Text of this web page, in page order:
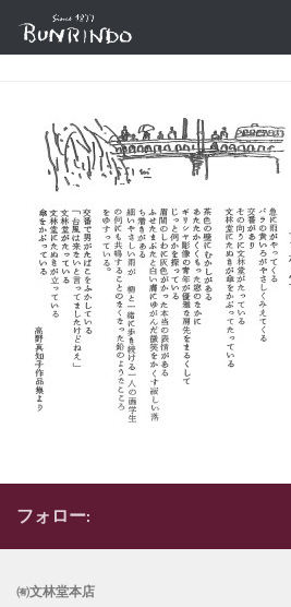
コンテンツへスキップ
フォロー:
㈲文林堂本店